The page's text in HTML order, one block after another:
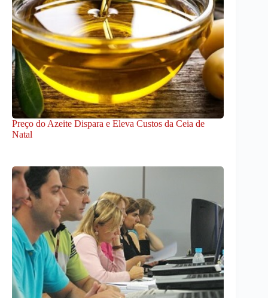
Preço do Azeite Dispara e Eleva Custos da Ceia de
Natal